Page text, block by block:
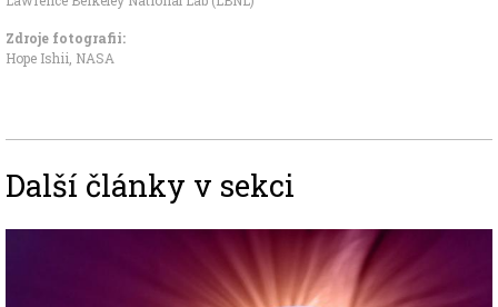
Zdroje fotografii:
Hope Ishii, NASA
Další články v sekci